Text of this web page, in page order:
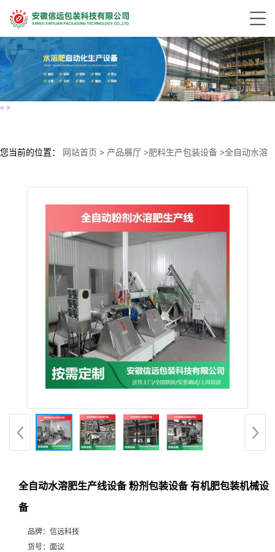
< >
您当前的位置： 网站首页 > 产品展厅 >肥料生产包装设备 >全自动水溶
全自动水溶肥生产线设备 粉剂包装设备 有机肥包装机械设
备
品牌： 信远科技
货号： 面议